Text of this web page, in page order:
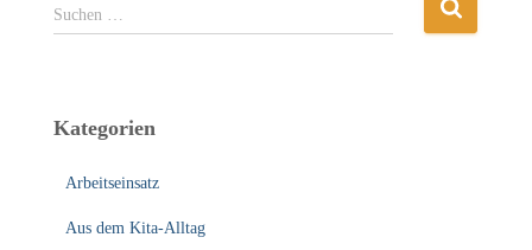
u
n
Suchen …
Kategorien
Arbeitseinsatz
Aus dem Kita-Alltag